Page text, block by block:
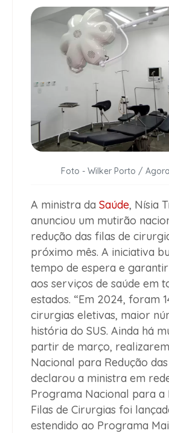
Foto - Wilker Porto /
A ministra da Saúde, Nísia
anunciou um mutirão
redução das filas de
próximo mês. A iniciativa
tempo de espera e
aos serviços de saúde em
estados. “Em 2024, foram
cirurgias eletivas, maior
história do SUS. Ainda há
partir de março,
Nacional para Redução das
declarou a ministra em
Programa Nacional para a
Filas de Cirurgias foi
estendido ao Programa